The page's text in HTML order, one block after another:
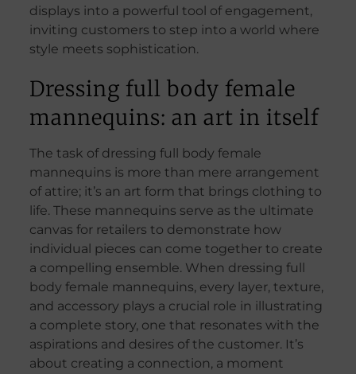
displays into a powerful tool of engagement,
inviting customers to step into a world where
style meets sophistication.
Dressing full body female
mannequins: an art in itself
The task of dressing full body female
mannequins is more than mere arrangement
of attire; it’s an art form that brings clothing to
life. These mannequins serve as the ultimate
canvas for retailers to demonstrate how
individual pieces can come together to create
a compelling ensemble. When dressing full
body female mannequins, every layer, texture,
and accessory plays a crucial role in illustrating
a complete story, one that resonates with the
aspirations and desires of the customer. It’s
about creating a connection, a moment